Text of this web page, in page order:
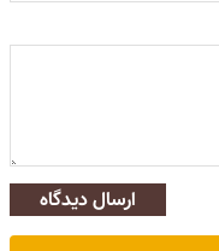
ارسال دیدگاه